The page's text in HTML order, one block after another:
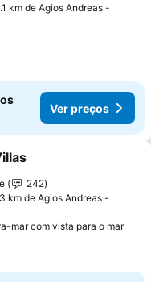
km de Agios Andreas -
Ver preços
aos favoritos
242
km de Agios Andreas -
mar com vista para o marVer